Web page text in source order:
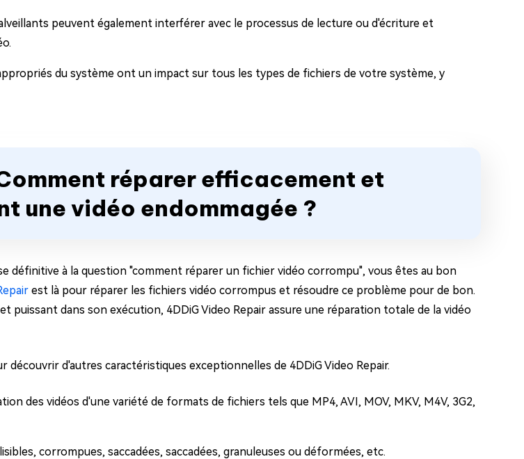
peuvent également interférer avec le processus de lecture ou d'écriture et
du système ont un impact sur tous les types de fichiers de votre système, y
réparer efficacement et
une vidéo endommagée ?
définitive à la question "comment réparer un fichier vidéo corrompu", vous êtes au bon
est là pour réparer les fichiers vidéo corrompus et résoudre ce problème pour de bon.
puissant dans son exécution, 4DDiG Video Repair assure une réparation totale de la vidéo
découvrir d'autres caractéristiques exceptionnelles de 4DDiG Video Repair.
des vidéos d'une variété de formats de fichiers tels que MP4, AVI, MOV, MKV, M4V, 3G2,
corrompues, saccadées, saccadées, granuleuses ou déformées, etc.